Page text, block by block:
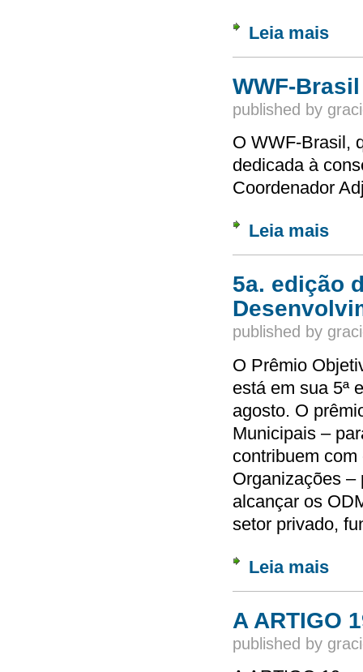
Leia mais
WWF-
published by
O WWF-Brasil,
dedicada à
Coordenador
Leia mais
5a. edição
published by
O Prêmio
está em sua 5ª
agosto. O
Municipais –
contribuem
Organizações –
alcançar os
setor privado,
Leia mais
A ARTIGO
published by